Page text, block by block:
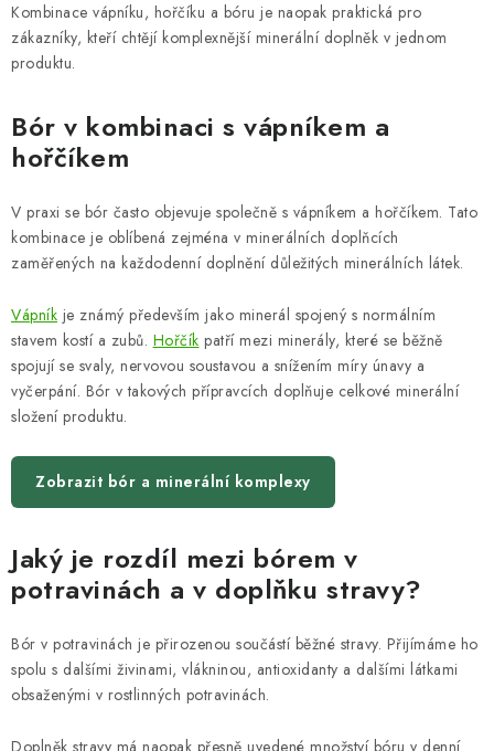
Kombinace vápníku, hořčíku a bóru je naopak praktická pro
zákazníky, kteří chtějí komplexnější minerální doplněk v jednom
produktu.
Bór v kombinaci s vápníkem a
hořčíkem
V praxi se bór často objevuje společně s vápníkem a hořčíkem. Tato
kombinace je oblíbená zejména v minerálních doplňcích
zaměřených na každodenní doplnění důležitých minerálních látek.
Vápník je známý především jako minerál spojený s normálním
stavem kostí a zubů. Hořčík patří mezi minerály, které se běžně
spojují se svaly, nervovou soustavou a snížením míry únavy a
vyčerpání. Bór v takových přípravcích doplňuje celkové minerální
složení produktu.
Zobrazit bór a minerální komplexy
Jaký je rozdíl mezi bórem v
potravinách a v doplňku stravy?
Bór v potravinách je přirozenou součástí běžné stravy. Přijímáme ho
spolu s dalšími živinami, vlákninou, antioxidanty a dalšími látkami
obsaženými v rostlinných potravinách.